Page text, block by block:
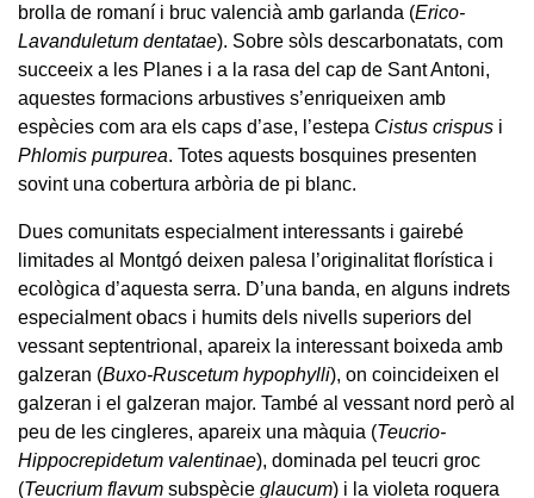
brolla de romaní i bruc valencià amb garlanda (Erico-
Lavanduletum dentatae). Sobre sòls descarbonatats, com
succeeix a les Planes i a la rasa del cap de Sant Antoni,
aquestes formacions arbustives s’enriqueixen amb
espècies com ara els caps d’ase, l’estepa Cistus crispus i
Phlomis purpurea. Totes aquests bosquines presenten
sovint una cobertura arbòria de pi blanc.
Dues comunitats especialment interessants i gairebé
limitades al Montgó deixen palesa l’originalitat florística i
ecològica d’aquesta serra. D’una banda, en alguns indrets
especialment obacs i humits dels nivells superiors del
vessant septentrional, apareix la interessant boixeda amb
galzeran (Buxo-Ruscetum hypophylli), on coincideixen el
galzeran i el galzeran major. També al vessant nord però al
peu de les cingleres, apareix una màquia (Teucrio-
Hippocrepidetum valentinae), dominada pel teucri groc
(Teucrium flavum subspècie glaucum) i la violeta roquera